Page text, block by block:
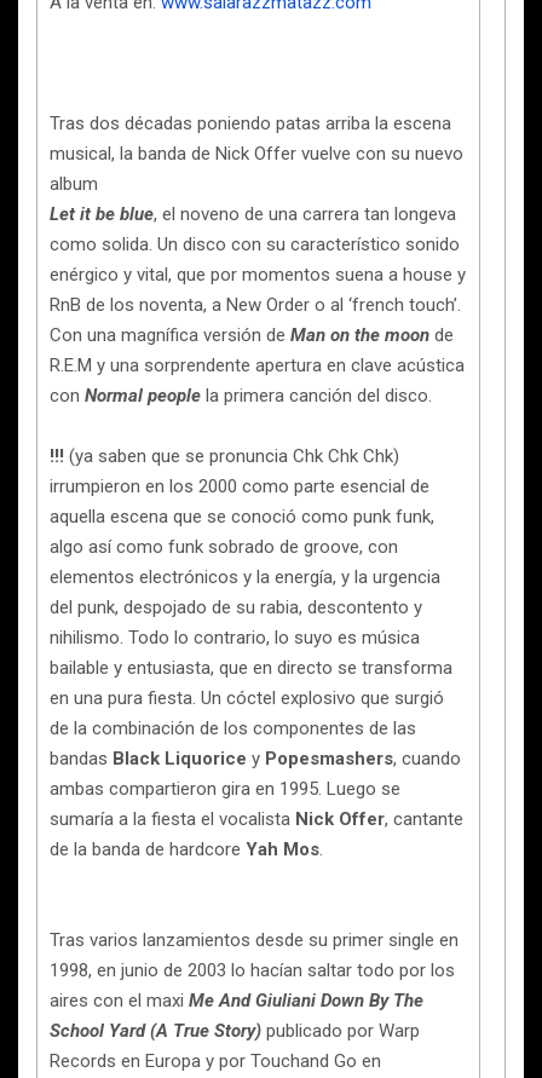
Tras dos décadas poniendo patas arriba la escena
musical, la banda de Nick Offer vuelve con su nuevo
album
Let it be blue, el noveno de una carrera tan longeva
como solida. Un disco con su característico sonido
enérgico y vital, que por momentos suena a house y
RnB de los noventa, a New Order o al ‘french touch’.
Con una magnífica versión de Man on the moon de
R.E.M y una sorprendente apertura en clave acústica
con Normal people la primera canción del disco.
!!! (ya saben que se pronuncia Chk Chk Chk)
irrumpieron en los 2000 como parte esencial de
aquella escena que se conoció como punk funk,
algo así como funk sobrado de groove, con
elementos electrónicos y la energía, y la urgencia
del punk, despojado de su rabia, descontento y
nihilismo. Todo lo contrario, lo suyo es música
bailable y entusiasta, que en directo se transforma
en una pura fiesta. Un cóctel explosivo que surgió
de la combinación de los componentes de las
bandas Black Liquorice y Popesmashers, cuando
ambas compartieron gira en 1995. Luego se
sumaría a la fiesta el vocalista Nick Offer, cantante
de la banda de hardcore Yah Mos.
Tras varios lanzamientos desde su primer single en
1998, en junio de 2003 lo hacían saltar todo por los
aires con el maxi Me And Giuliani Down By The
School Yard (A True Story) publicado por Warp
Records en Europa y por Touchand Go en